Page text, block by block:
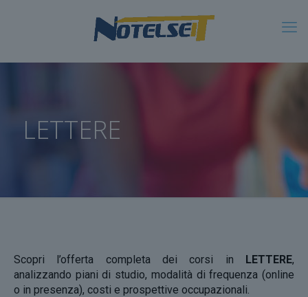
LETTERE
Scopri l’offerta completa dei corsi in LETTERE,
analizzando piani di studio, modalità di frequenza (online
o in presenza), costi e prospettive occupazionali.